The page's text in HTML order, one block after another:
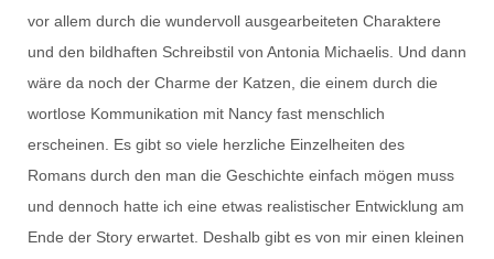
vor allem durch die wundervoll ausgearbeiteten Charaktere
und den bildhaften Schreibstil von Antonia Michaelis. Und dann
wäre da noch der Charme der Katzen, die einem durch die
wortlose Kommunikation mit Nancy fast menschlich
erscheinen. Es gibt so viele herzliche Einzelheiten des
Romans durch den man die Geschichte einfach mögen muss
und dennoch hatte ich eine etwas realistischer Entwicklung am
Ende der Story erwartet. Deshalb gibt es von mir einen kleinen